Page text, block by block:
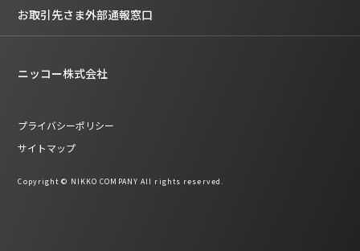
お取引先さま外部通報窓口
ニッコー株式会社
プライバシーポリシー
サイトマップ
Copyright © NIKKO COMPANY All rights reserved.